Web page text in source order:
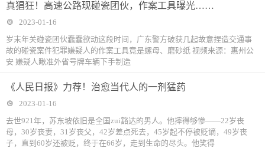
真猖狂！高速公路现碰瓷团伙，作案工具曝光……
2023-01-16
岁末年关碰瓷团伙蠢蠢欲动这段时间，广东警方破获几起故意捏造交通事
故的碰瓷案件犯罪嫌疑人的作案工具竟是螺母、磨砂纸 视频来源：惠州公
安 嫌疑人瞅准外省号牌车辆下手制造
《人民日报》力荐！治愈当代人的一剂猛药
2023-01-16
去世921年，苏东坡依旧是全国zui豁达的男人。他摔得够惨——22岁丧
母，30岁丧妻，31岁丧父，42岁差点死去，45岁起不停被贬谪，49岁丧
子，直到60岁还被贬，终于在66岁，走到生命的尽头。他笑得